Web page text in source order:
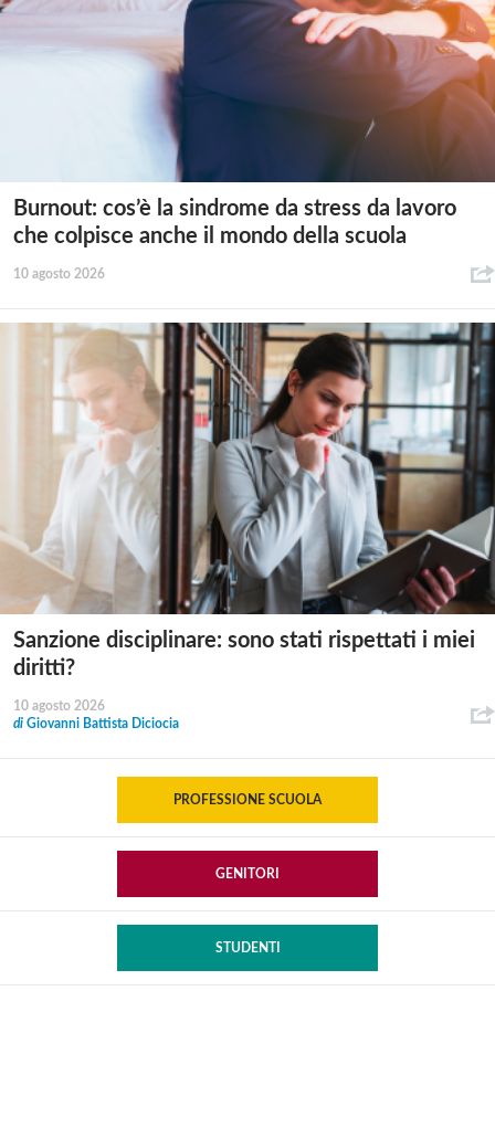
Burnout: cos’è la sindrome da stress da lavoro
che colpisce anche il mondo della scuola
10 agosto 2026
Sanzione disciplinare: sono stati rispettati i miei
diritti?
10 agosto 2026
di Giovanni Battista Diciocia
PROFESSIONE SCUOLA
GENITORI
STUDENTI